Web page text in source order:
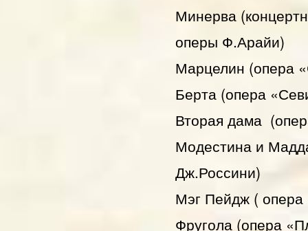
Минерва
оперы Ф.Арайи)
Марцелин (опера
Берта (опера
Вторая дама
Модестина и
Дж.Россини)
Мэг Пейдж (
Фругола (опера